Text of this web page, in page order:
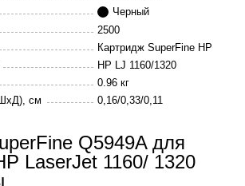
Черный
2500
Картридж SuperFine HP
HP LJ 1160/1320
0.96 кг
см
0,16/0,33/0,11
Q5949A для
LaserJet 1160/ 1320